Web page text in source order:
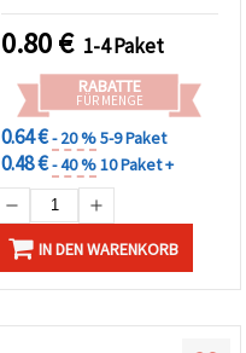
Ketten & DIY-Basteln, 2
Stück
0.80€ 1-4 Paket
RABATTE
FÜR MENGE
0.64 €- 20 %5-9 Paket
0.48 €- 40 %10 Paket +
IN DEN WARENKORB